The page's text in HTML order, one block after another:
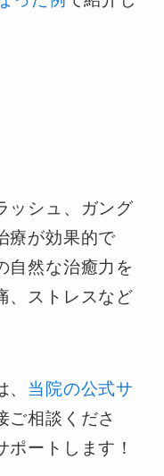
ッシュ、ガング
療が効果的で
自然な治癒力を
、ストレスなど
当院の公式サ
ご相談くださ
ートします！